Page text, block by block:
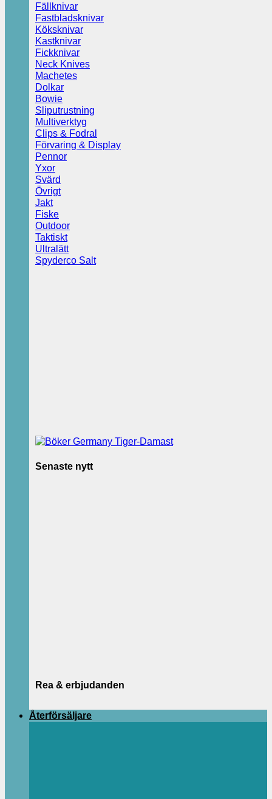
Fällknivar
Fastbladsknivar
Köksknivar
Kastknivar
Fickknivar
Neck Knives
Machetes
Dolkar
Bowie
Sliputrustning
Multiverktyg
Clips & Fodral
Förvaring & Display
Pennor
Yxor
Svärd
Övrigt
Jakt
Fiske
Outdoor
Taktiskt
Ultralätt
Spyderco Salt
Senaste nytt
Rea & erbjudanden
Återförsäljare